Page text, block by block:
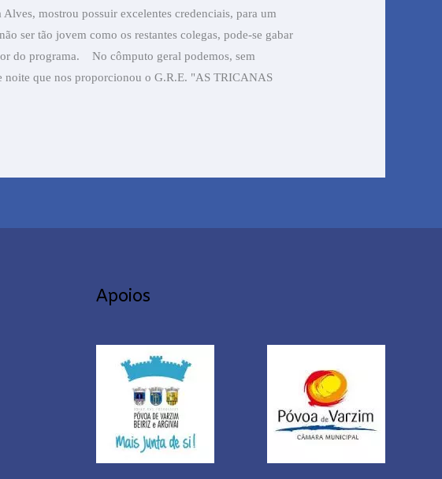
mostrou possuir excelentes credenciais, para um
ser tão jovem como os restantes colegas, pode-se gabar
do programa.
No cômputo geral podemos, sem
que nos proporcionou o G.R.E. "AS TRICANAS
Apoios